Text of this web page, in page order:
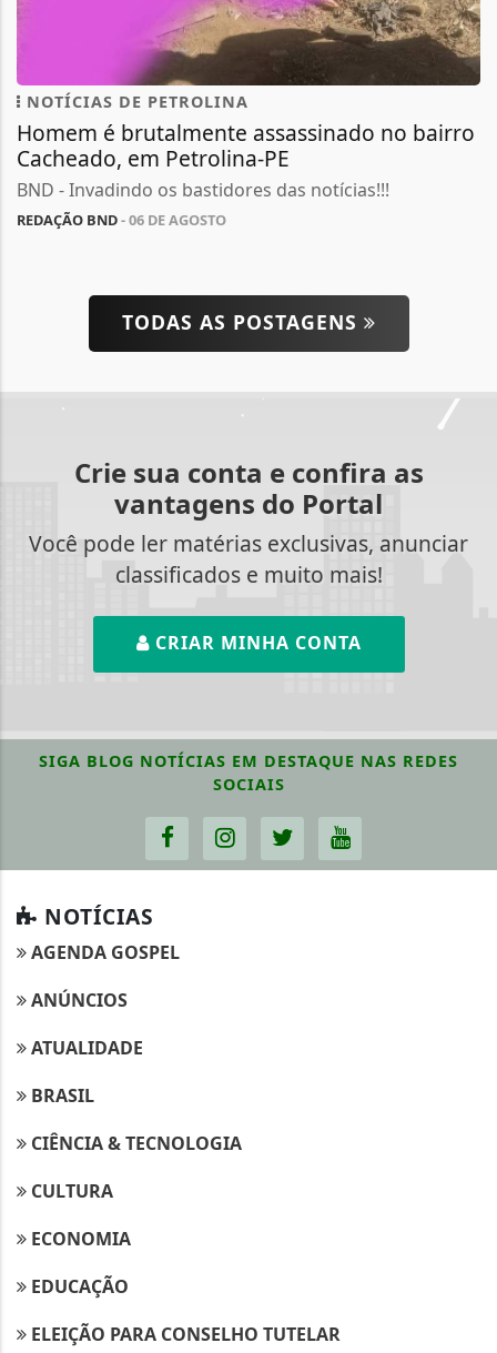
NOTÍCIAS DE PETROLINA
Homem é brutalmente assassinado no bairro
Cacheado, em Petrolina-PE
BND - Invadindo os bastidores das notícias!!!
REDAÇÃO BND- 06 DE AGOSTO
TODAS AS POSTAGENS
Crie sua conta e confira as
vantagens do Portal
Você pode ler matérias exclusivas, anunciar
classificados e muito mais!
CRIAR MINHA CONTA
SIGA BLOG NOTÍCIAS EM DESTAQUE NAS REDES
SOCIAIS
NOTÍCIAS
AGENDA GOSPEL
ANÚNCIOS
ATUALIDADE
BRASIL
CIÊNCIA & TECNOLOGIA
CULTURA
ECONOMIA
EDUCAÇÃO
ELEIÇÃO PARA CONSELHO TUTELAR